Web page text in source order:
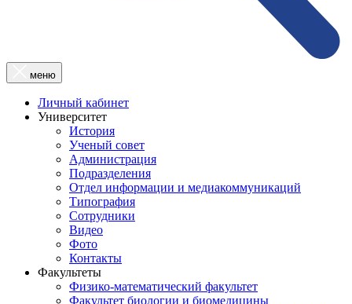
меню
Личный кабинет
Университет
История
Ученый совет
Администрация
Подразделения
Отдел информации и медиакоммуникаций
Типография
Сотрудники
Видео
Фото
Контакты
Факультеты
Физико-математический факультет
Факультет биологии и биомедицины